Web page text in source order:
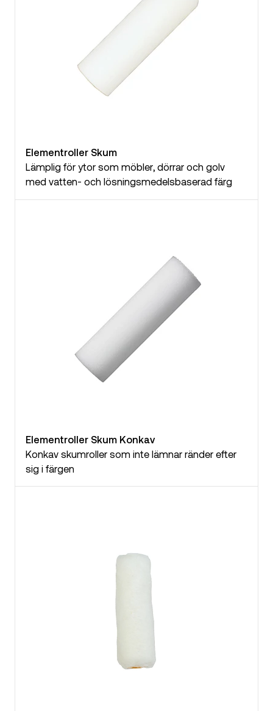
Elementroller Skum
Lämplig för ytor som möbler, dörrar och golv
med vatten- och lösningsmedelsbaserad färg
Elementroller Skum Konkav
Konkav skumroller som inte lämnar ränder efter
sig i färgen